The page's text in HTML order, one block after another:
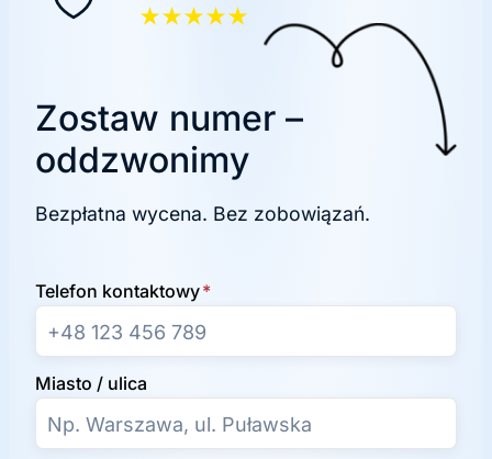
★★★★★
Zostaw numer –
oddzwonimy
Bezpłatna wycena. Bez zobowiązań.
Telefon kontaktowy*
Miasto / ulica